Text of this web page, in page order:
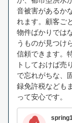
音被害があるか
れます。顧客ご
物件ばかりでは
うものが見つけ
信頼できます。
トしておけば売
で忘れがちな、
録免許税なども
って安心です。